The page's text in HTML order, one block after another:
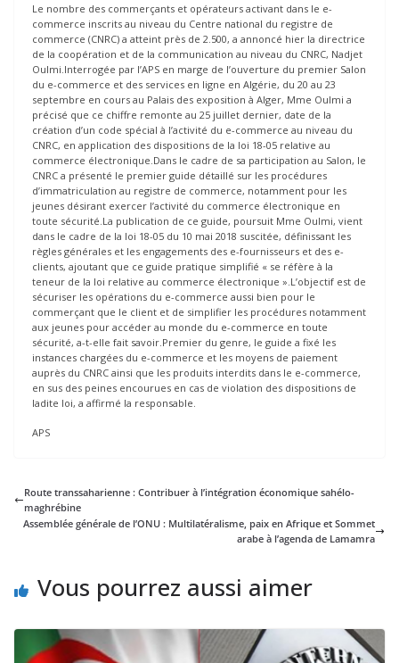
Le nombre des commerçants et opérateurs activant dans le e-
commerce inscrits au niveau du Centre national du registre de
commerce (CNRC) a atteint près de 2.500, a annoncé hier la directrice
de la coopération et de la communication au niveau du CNRC, Nadjet
Oulmi.Interrogée par l’APS en marge de l’ouverture du premier Salon
du e-commerce et des services en ligne en Algérie, du 20 au 23
septembre en cours au Palais des exposition à Alger, Mme Oulmi a
précisé que ce chiffre remonte au 25 juillet dernier, date de la
création d’un code spécial à l’activité du e-commerce au niveau du
CNRC, en application des dispositions de la loi 18-05 relative au
commerce électronique.Dans le cadre de sa participation au Salon, le
CNRC a présenté le premier guide détaillé sur les procédures
d’immatriculation au registre de commerce, notamment pour les
jeunes désirant exercer l’activité du commerce électronique en
toute sécurité.La publication de ce guide, poursuit Mme Oulmi, vient
dans le cadre de la loi 18-05 du 10 mai 2018 suscitée, définissant les
règles générales et les engagements des e-fournisseurs et des e-
clients, ajoutant que ce guide pratique simplifié « se réfère à la
teneur de la loi relative au commerce électronique ».L’objectif est de
sécuriser les opérations du e-commerce aussi bien pour le
commerçant que le client et de simplifier les procédures notamment
aux jeunes pour accéder au monde du e-commerce en toute
sécurité, a-t-elle fait savoir.Premier du genre, le guide a fixé les
instances chargées du e-commerce et les moyens de paiement
auprès du CNRC ainsi que les produits interdits dans le e-commerce,
en sus des peines encourues en cas de violation des dispositions de
ladite loi, a affirmé la responsable.
APS
Route transsaharienne : Contribuer à l’intégration économique sahélo-
maghrébine
Assemblée générale de l’ONU : Multilatéralisme, paix en Afrique et Sommet
arabe à l’agenda de Lamamra
Vous pourrez aussi aimer